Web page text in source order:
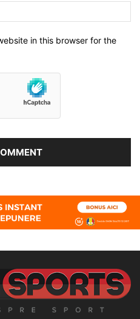
in this browser for the